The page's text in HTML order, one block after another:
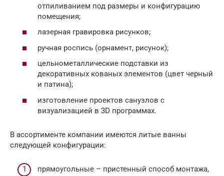
отпиливанием под размеры и конфигурацию
помещения;
лазерная гравировка рисунков;
ручная роспись (орнамент, рисунок);
цельнометаллические подставки из
декоративных кованых элементов (цвет черный
и патина);
изготовление проектов санузлов с
визуализацией в 3D программах.
В ассортименте компании имеются литые ванны
следующей конфигурации:
прямоугольные – пристенный способ монтажа,